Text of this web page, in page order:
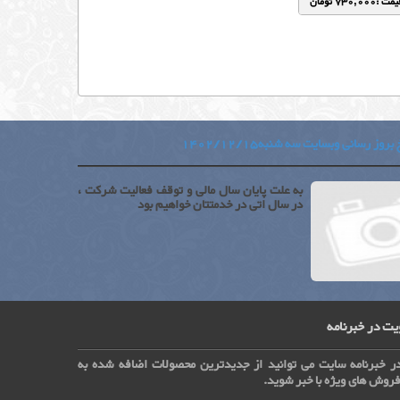
رسانی وبسایت سه شنبه1402/12/15
به علت پایان سال مالی و توقف فعالیت شرکت ،
در سال اتی در خدمتتان خواهیم بود
در خبرنامه
خبرنامه سایت می توانید از جدیدترین محصولات اضافه شده به
های ویژه با خبر شوید.